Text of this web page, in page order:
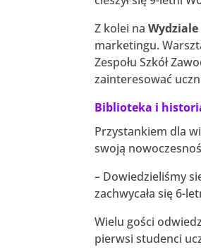
Z kolei na
marketingu.
Zespołu Szkół
zainteresować
Biblioteka i
Przystankiem dla
swoją
– Dowiedzieliśmy
zachwycała się 6-
Wielu gości
pierwsi studenci